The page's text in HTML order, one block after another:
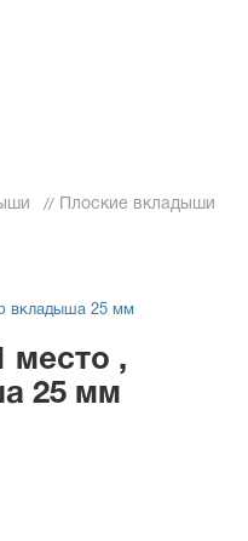
Плоские вкладыши
место ,
25 мм